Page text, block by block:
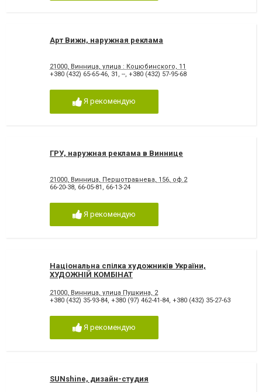
Арт Вижн, наружная реклама
21000, Винница, улица : Коцюбинского, 11
+380 (432) 65-65-46, 31 , --, +380 (432) 57-95-68
Я рекомендую
ГРУ, наружная реклама в Виннице
21000, Винница, Першотравнева, 156, оф.2
66-20-38, 66-05-81 , 66-13-24
Я рекомендую
Національна спілка художників України,
ХУДОЖНІЙ КОМБІНАТ
21000, Винница, улица Пушкина, 2
+380 (432) 35-93-84 +380 (97) 462-41-84 +380 (432) 35-27-63
Я рекомендую
SUNshine, дизайн-студия